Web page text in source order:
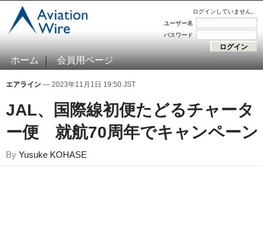
ログインしていません。
ユーザー名
パスワード
ホーム 会員用ページ
エアライン — 2023年11月1日 19:50 JST
JAL、国際線初便たどるチャータ
ー便 就航70周年でキャンペーン
By Yusuke KOHASE